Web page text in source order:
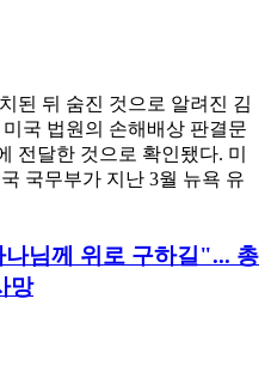
된 뒤 숨진 것으로 알려진 김
국 법원의 손해배상 판결문
전달한 것으로 확인됐다. 미
국무부가 지난 3월 뉴욕 유
님께 위로 구하길"... 총
망